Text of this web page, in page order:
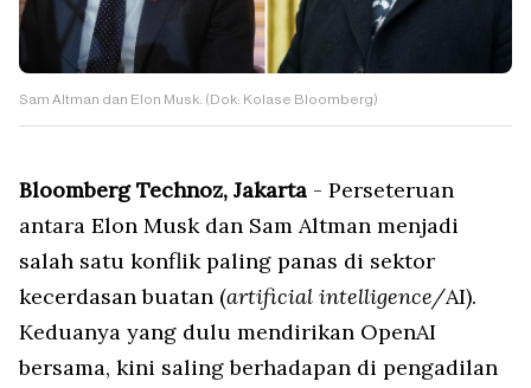
Sam Altman dan Elon Musk. (Dok: Kolase Bloomberg)
Bloomberg Technoz, Jakarta - Perseteruan
antara Elon Musk dan Sam Altman menjadi
salah satu konflik paling panas di sektor
kecerdasan buatan (artificial intelligence/AI).
Keduanya yang dulu mendirikan OpenAI
bersama, kini saling berhadapan di pengadilan